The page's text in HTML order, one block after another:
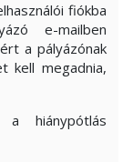
fiókba
e-mailben
a pályázónak
kell megadnia,
hiánypótlás